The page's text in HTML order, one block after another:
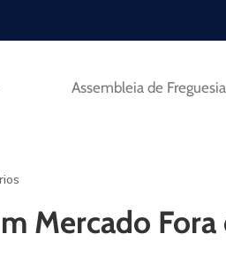
Assembleia de Freguesia
Mercado Fora